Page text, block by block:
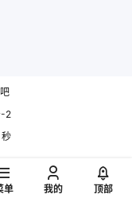
2
单 我的 顶部